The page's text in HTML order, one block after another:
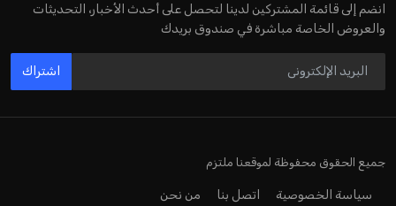
انضم إلى قائمة المشتركين لدينا لتحصل على أحدث الأخبار، التحديثات
والعروض الخاصة مباشرة في صندوق بريدك
اشتراك
جميع الحقوق محفوظة لموقعنا ملتزم
سياسة الخصوصية اتصل بنا من نحن